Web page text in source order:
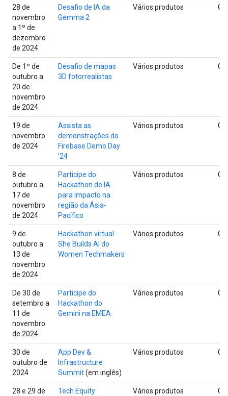
28 de
novembro
a 1º de
dezembro
de 2024
Desafio de IA da
Gemma 2
Vários produtos
De 1º de
outubro a
20 de
novembro
de 2024
Desafio de mapas
3D fotorrealistas
Vários produtos
19 de
novembro
de 2024
Assista as
demonstrações do
Firebase Demo Day
'24
Vários produtos
8 de
outubro a
17 de
novembro
de 2024
Participe do
Hackathon de IA
para impacto na
região da Ásia-
Pacífico
Vários produtos
9 de
outubro a
13 de
novembro
de 2024
Hackathon virtual
She Builds AI do
Women Techmakers
Vários produtos
De 30 de
setembro a
11 de
novembro
de 2024
Participe do
Hackathon do
Gemini na EMEA
Vários produtos
30 de
outubro de
2024
App Dev &
Infrastructure
Summit(em inglês)
Vários produtos
28 e 29 de
Tech Equity
Vários produtos